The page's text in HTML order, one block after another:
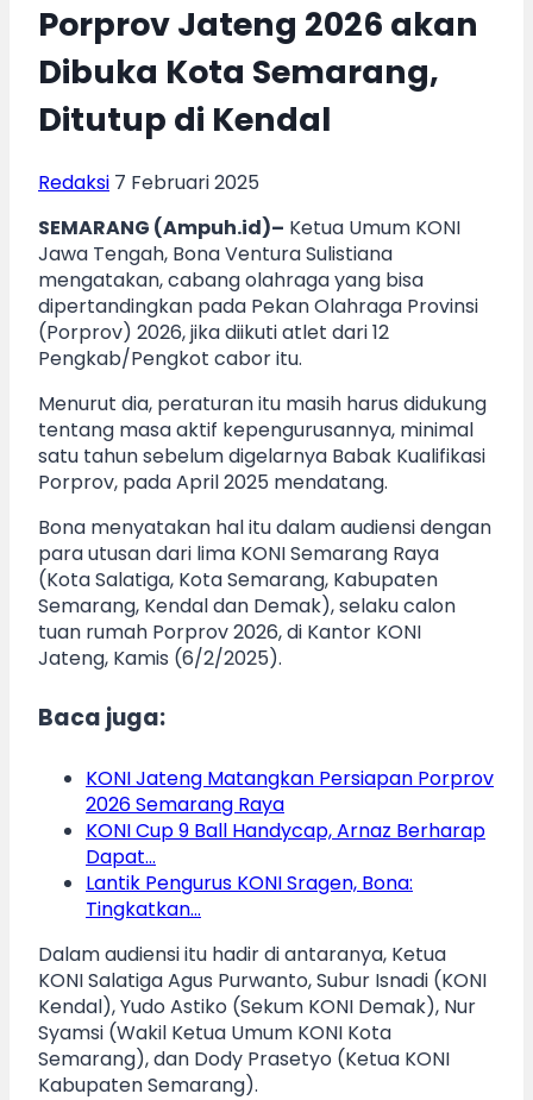
Porprov Jateng 2026 akan
Dibuka Kota Semarang,
Ditutup di Kendal
Redaksi 7 Februari 2025
SEMARANG (Ampuh.id)– Ketua Umum KONI
Jawa Tengah, Bona Ventura Sulistiana
mengatakan, cabang olahraga yang bisa
dipertandingkan pada Pekan Olahraga Provinsi
(Porprov) 2026, jika diikuti atlet dari 12
Pengkab/Pengkot cabor itu.
Menurut dia, peraturan itu masih harus didukung
tentang masa aktif kepengurusannya, minimal
satu tahun sebelum digelarnya Babak Kualifikasi
Porprov, pada April 2025 mendatang.
Bona menyatakan hal itu dalam audiensi dengan
para utusan dari lima KONI Semarang Raya
(Kota Salatiga, Kota Semarang, Kabupaten
Semarang, Kendal dan Demak), selaku calon
tuan rumah Porprov 2026, di Kantor KONI
Jateng, Kamis (6/2/2025).
Baca juga:
KONI Jateng Matangkan Persiapan Porprov
2026 Semarang Raya
KONI Cup 9 Ball Handycap, Arnaz Berharap
Dapat…
Lantik Pengurus KONI Sragen, Bona:
Tingkatkan…
Dalam audiensi itu hadir di antaranya, Ketua
KONI Salatiga Agus Purwanto, Subur Isnadi (KONI
Kendal), Yudo Astiko (Sekum KONI Demak), Nur
Syamsi (Wakil Ketua Umum KONI Kota
Semarang), dan Dody Prasetyo (Ketua KONI
Kabupaten Semarang).